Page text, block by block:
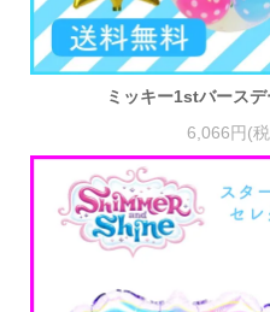
ミッキー1stバース
6,066円(